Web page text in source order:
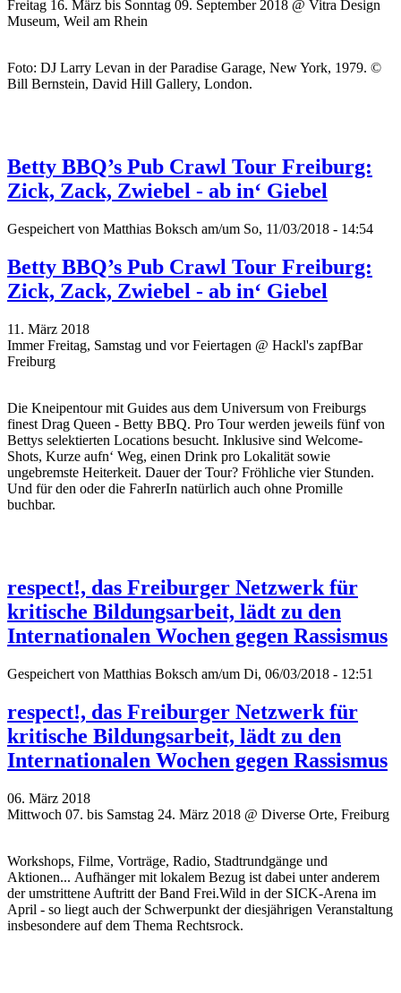
Freitag 16. März bis Sonntag 09. September 2018 @ Vitra Design
Museum, Weil am Rhein
Foto: DJ Larry Levan in der Paradise Garage, New York, 1979. ©
Bill Bernstein, David Hill Gallery, London.
Betty BBQ’s Pub Crawl Tour Freiburg:
Zick, Zack, Zwiebel - ab in‘ Giebel
Gespeichert von Matthias Boksch am/um So, 11/03/2018 - 14:54
Betty BBQ’s Pub Crawl Tour Freiburg:
Zick, Zack, Zwiebel - ab in‘ Giebel
11. März 2018
Immer Freitag, Samstag und vor Feiertagen @ Hackl's zapfBar
Freiburg
Die Kneipentour mit Guides aus dem Universum von Freiburgs
finest Drag Queen - Betty BBQ. Pro Tour werden jeweils fünf von
Bettys selektierten Locations besucht. Inklusive sind Welcome-
Shots, Kurze aufn‘ Weg, einen Drink pro Lokalität sowie
ungebremste Heiterkeit. Dauer der Tour? Fröhliche vier Stunden.
Und für den oder die FahrerIn natürlich auch ohne Promille
buchbar.
respect!, das Freiburger Netzwerk für
kritische Bildungsarbeit, lädt zu den
Internationalen Wochen gegen Rassismus
Gespeichert von Matthias Boksch am/um Di, 06/03/2018 - 12:51
respect!, das Freiburger Netzwerk für
kritische Bildungsarbeit, lädt zu den
Internationalen Wochen gegen Rassismus
06. März 2018
Mittwoch 07. bis Samstag 24. März 2018 @ Diverse Orte, Freiburg
Workshops, Filme, Vorträge, Radio, Stadtrundgänge und
Aktionen... Aufhänger mit lokalem Bezug ist dabei unter anderem
der umstrittene Auftritt der Band Frei.Wild in der SICK-Arena im
April - so liegt auch der Schwerpunkt der diesjährigen Veranstaltung
insbesondere auf dem Thema Rechtsrock.